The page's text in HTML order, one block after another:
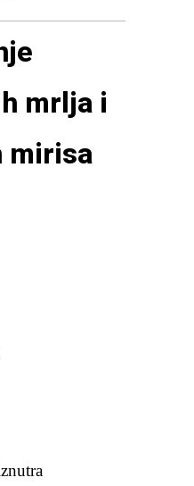
mrlja i
mirisa